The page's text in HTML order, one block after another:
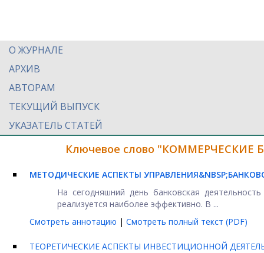
О ЖУРНАЛЕ
АРХИВ
АВТОРАМ
ТЕКУЩИЙ ВЫПУСК
УКАЗАТЕЛЬ СТАТЕЙ
Ключевое слово "КОММЕРЧЕСКИЕ
МЕТОДИЧЕСКИЕ АСПЕКТЫ
На сегодняшний день банковская
реализуется наиболее эффективно. В ...
Смотреть аннотацию | Смотреть полный текст (PDF)
ТЕОРЕТИЧЕСКИЕ АСПЕКТЫ ИНВЕСТИЦИОННОЙ